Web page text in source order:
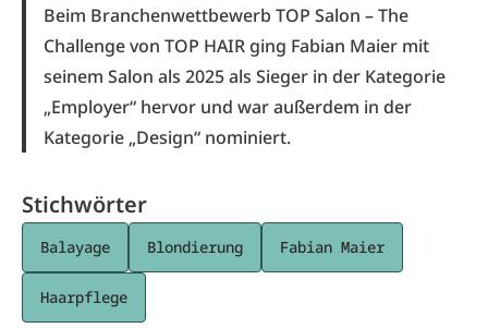
Beim Branchenwettbewerb TOP Salon – The
Challengevon TOP HAIR ging Fabian Maier mit
seinem Salon als 2025 als Sieger in der Kategorie
„Employer“ hervor und war außerdem in der
Kategorie „Design“ nominiert.
Stichwörter
Balayage Blondierung Fabian Maier
Haarpflege